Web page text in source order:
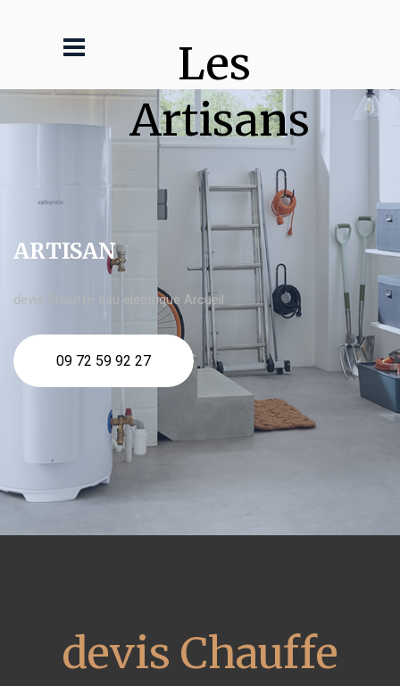
Les
Artisans
ARTISAN
devis Chauffe eau electrique Arcueil
09 72 59 92 27
devis Chauffe